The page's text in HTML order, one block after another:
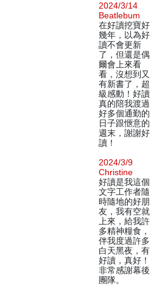
2024/3/14
Beatlebum
在好讀挖寶好
幾年，以為好
讀不會更新
了，但還是偶
爾會上來看
看，沒想到又
有新書了，超
級感動！好讀
真的陪我渡過
好多個通勤的
日子跟愜意的
週末，謝謝好
讀！
2024/3/9
Christine
好讀是我這個
文字工作者隨
時隨地的好朋
友，我有空就
上來，給我許
多精神糧食，
伴我度過許多
白天黑夜，有
好讀，真好！
非常感謝幕後
團隊。